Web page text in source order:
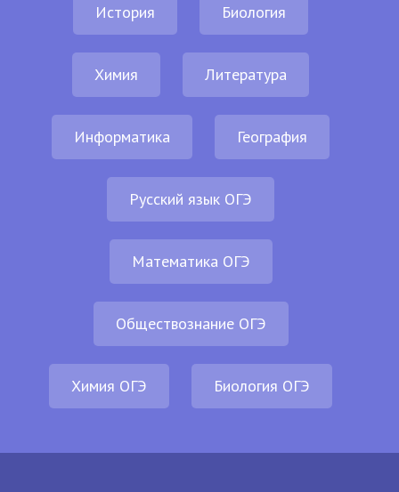
История Биология
Химия Литература
Информатика География
Русский язык ОГЭ
Математика ОГЭ
Обществознание ОГЭ
Химия ОГЭ Биология ОГЭ